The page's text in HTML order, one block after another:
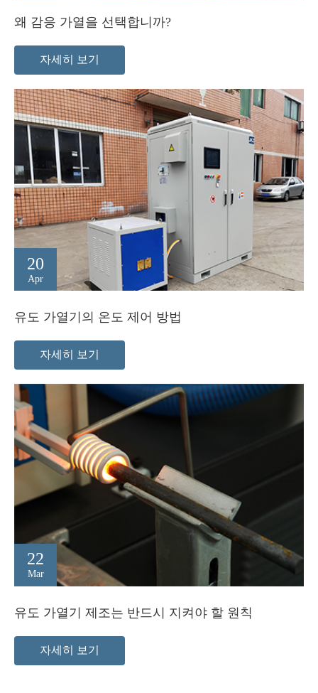
왜 감응 가열을 선택합니까?
자세히 보기
20
Apr
유도 가열기의 온도 제어 방법
자세히 보기
22
Mar
유도 가열기 제조는 반드시 지켜야 할 원칙
자세히 보기